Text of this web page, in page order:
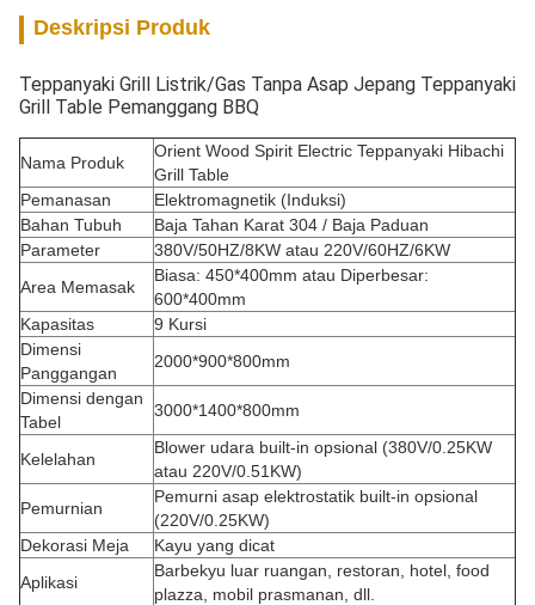
Deskripsi Produk
Teppanyaki Grill Listrik/Gas Tanpa Asap Jepang Teppanyaki
Grill Table Pemanggang BBQ
Nama Produk
Orient Wood Spirit Electric Teppanyaki Hibachi
Grill Table
Pemanasan
Elektromagnetik (Induksi)
Bahan Tubuh
Baja Tahan Karat 304 / Baja Paduan
Parameter
380V/50HZ/8KW atau 220V/60HZ/6KW
Area Memasak
Biasa: 450*400mm atau Diperbesar:
600*400mm
Kapasitas
9 Kursi
Dimensi
Panggangan
2000*900*800mm
Dimensi dengan
Tabel
3000*1400*800mm
Kelelahan
Blower udara built-in opsional (380V/0.25KW
atau 220V/0.51KW)
Pemurnian
Pemurni asap elektrostatik built-in opsional
(220V/0.25KW)
Dekorasi Meja
Kayu yang dicat
Aplikasi
Barbekyu luar ruangan, restoran, hotel, food
plazza, mobil prasmanan, dll.